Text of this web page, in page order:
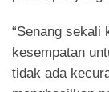
“Senang sekali
kesempatan
tidak ada